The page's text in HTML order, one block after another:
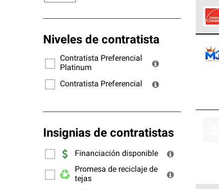
Niveles de contratista
Contratista Preferencial
Platinum
Contratista Preferencial
Insignias de contratistas
Financiación disponible
Promesa de reciclaje de
tejas